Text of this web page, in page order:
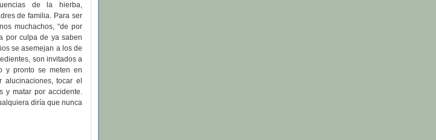
de la hierba,
de familia. Para ser
muchachos, “de por
por culpa de ya saben
se asemejan a los de
son invitados a
y pronto se meten en
tocar el
y matar por accidente.
diría que nunca